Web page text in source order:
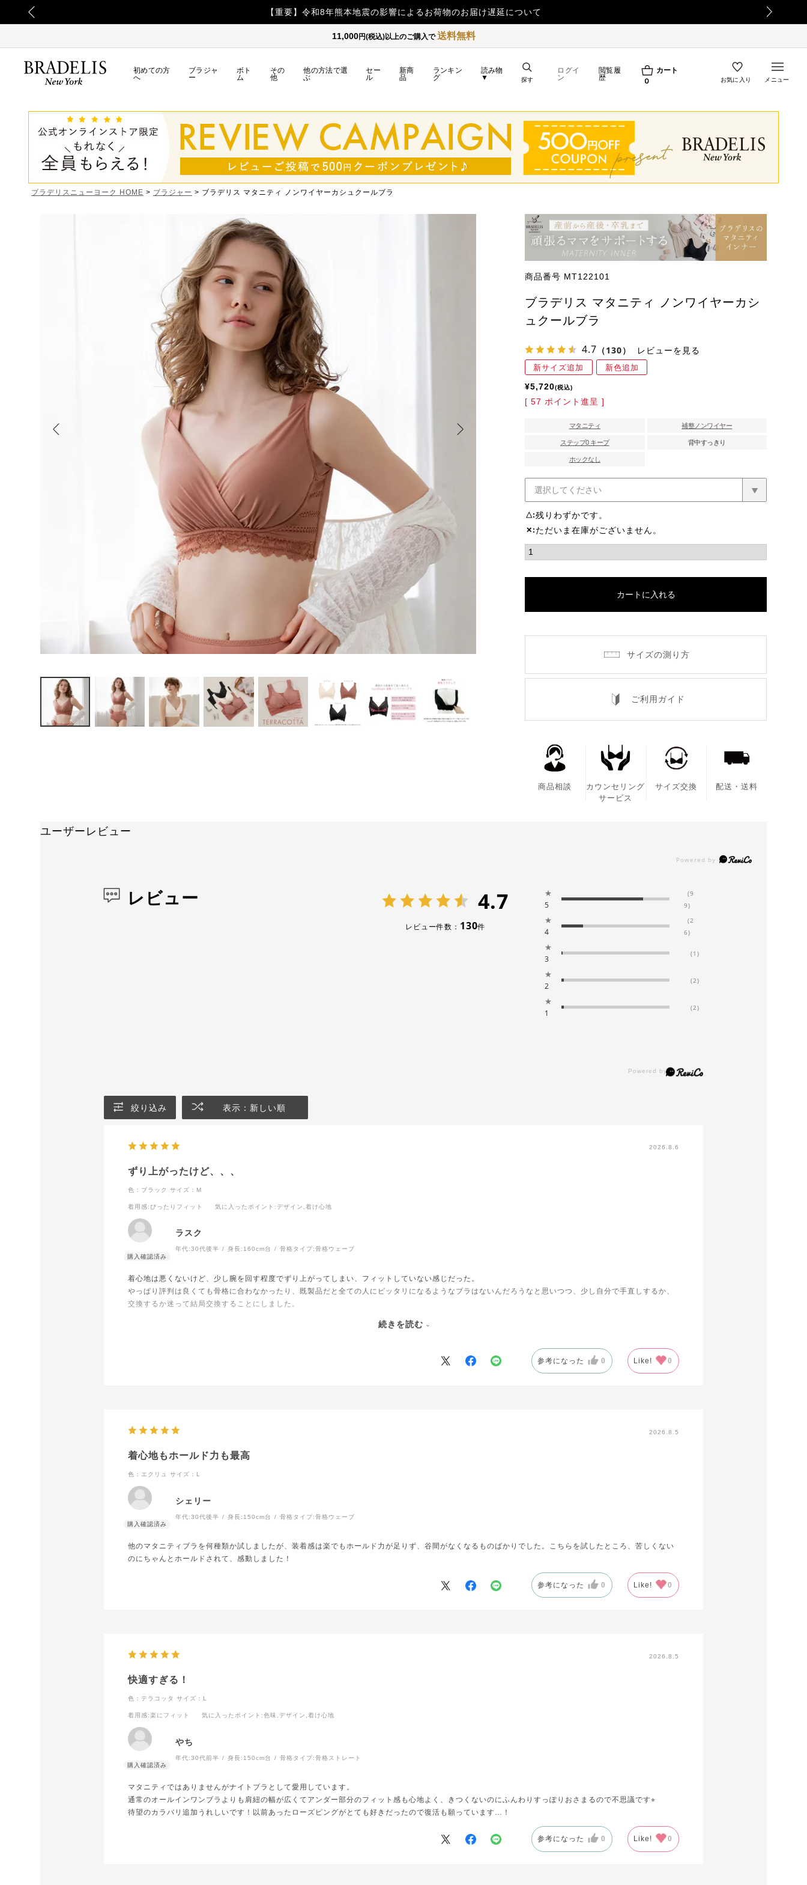
【重要】令和8年熊本地震の影響によるお荷物のお届け遅延について
11,000円(税込)以上のご購入で送料無料
初めての方
へ
ブラジャ
ー
ボト
ム
その
他
他の方法で選
ぶ
セー
ル
新商
品
ランキン
グ
読み物
▼
ログイ
ン
閲覧履
歴
カート
0
探す お気に入り メニュー
ブラデリスニューヨーク HOME ブラジャー ブラデリス マタニティ ノンワイヤーカシュクールブラ
商品番号 MT122101
ブラデリス マタニティ ノンワイヤーカシ
ュクールブラ
4.7 （130） レビューを見る
新サイズ追加 新色追加
¥5,720 税込
[ 57 ポイント進呈 ]
マタニティ 補整ノンワイヤー
ステップ0 キープ 背中すっきり
ホックなし
△ 残りわずかです。
✕ ただいま在庫がございません。
カートに入れる
サイズの測り方
ご利用ガイド
商品相談
カウンセリング
サービス
サイズ交換 配送・送料
ユーザーレビュー
レビュー 4.7
レビュー件数： 130件
★
5
(9
9)
★
4
(2
6)
★
3
(1)
★
2
(2)
★
1
(2)
絞り込み 表示：新しい順
2026.8.6
ずり上がったけど、、、
色：ブラック サイズ：M
着用感:ぴったりフィット 気に入ったポイント :デザイン,着け心地
ラスク
年代:30代後半 身長: 160cm台 骨格タイプ:骨格ウェーブ
着心地は悪くないけど、少し腕を回す程度でずり上がってしまい、フィットしていない感じだった。
やっぱり評判は良くても骨格に合わなかったり、既製品だと全ての人にピッタリになるようなブラはないんだろうなと思いつつ、少し自分で手直しするか、
交換するか迷って結局交換することにしました。
サイズ表を見る限りMサイズで合っているようだけど、ずり上がるためSサイズに交換をリクエストしたところ、実寸サイズでメールで相談に乗って頂き、結
産後8ヶ月で胸の張りもほとんどなくなっていたので、マタニティ用のこちらの商品ではカップが余っていてフィットしなかったようです。
続きを読む
参考になった 0 Like! 0
2026.8.5
着心地もホールド力も最高
色：エクリュ サイズ：L
シェリー
年代:30代後半 身長: 150cm台 骨格タイプ:骨格ウェーブ
他のマタニティブラを何種類か試しましたが、装着感は楽でもホールド力が足りず、谷間がなくなるものばかりでした。こちらを試したところ、苦しくない
のにちゃんとホールドされて、感動しました！
参考になった 0 Like! 0
2026.8.5
快適すぎる！
色：テラコッタ サイズ：L
着用感:楽にフィット 気に入ったポイント :色味,デザイン,着け心地
やち
年代:30代前半 身長: 150cm台 骨格タイプ:骨格ストレート
マタニティではありませんがナイトブラとして愛用しています。
通常のオールインワンブラよりも肩紐の幅が広くてアンダー部分のフィット感も心地よく、きつくないのにふんわりすっぽりおさまるので不思議です⭐︎
待望のカラバリ追加うれしいです！以前あったローズピングがとても好きだったので復活も願っています…！
参考になった 0 Like! 0